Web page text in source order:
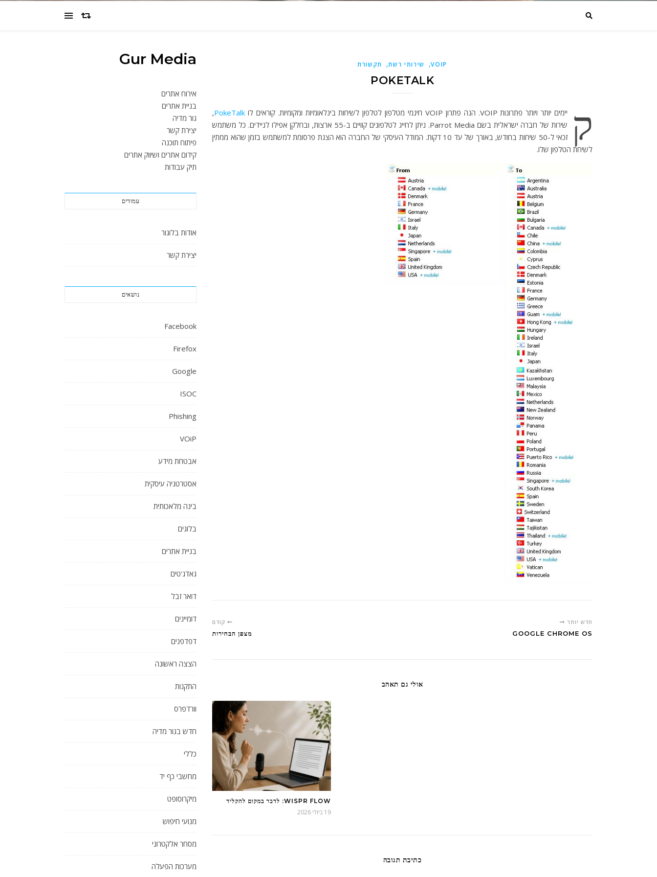
Gur Media
אירוח אתרים
בניית אתרים
גור מדיה
יצירת קשר
פיתוח תוכנה
קידום אתרים ושיווק אתרים
תיק עבודות
עמודים
אודות בלוגור
יצירת קשר
נושאים
Facebook
Firefox
Google
ISOC
Phishing
VOiP
אבטחת מידע
אסטרטגיה עיסקית
בינה מלאכותית
בלוגים
בניית אתרים
גאדג'טים
דואר זבל
דומיינים
דפדפנים
הצצה ראשונה
התקנות
וורדפרס
חדש בגור מדיה
כללי
מחשבי כף יד
מיקרוסופט
מנועי חיפוש
מסחר אלקטרוני
מערכות הפעלה
VOIP
, שירותי רשת, תקשורת
POKETALK
ק יימים יותר ויותר פתרונות VOIP. הנה פתרון VOIP חינמי מטלפון לטלפון לשיחות בינלאומיות ומקומיות. קוראים לו PokeTalk
,
שירות של חברה ישראלית בשם Parrot Media. ניתן לחייג לטלפונים קוויים ב-55 ארצות, ובחלקן אפילו לניידים. כל משתמש
זכאי ל-50 שיחות בחודש, באורך של עד 10 דקות. המודל העיסקי של החברה הוא הצגת פרסומת למשתמש בזמן שהוא ממתין
לשיחת הטלפון שלו.
קודם
מצפן הבחירות
חדש יותר
GOOGLE CHROME OS
אולי גם תאהב
WISPR FLOW: לדבר במקום להקליד
19 ביולי 2026
כתיבת תגובה